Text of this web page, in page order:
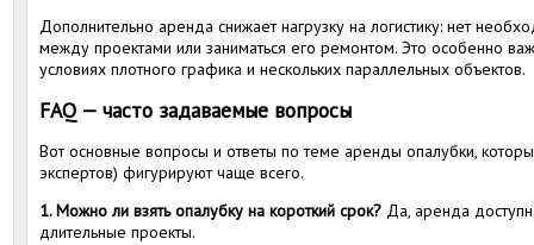
Дополнительно аренда снижает нагрузку на логистику: нет
между проектами или заниматься его ремонтом. Это особенно
условиях плотного графика и нескольких параллельных объектов.
FAQ — часто задаваемые вопросы
Вот основные вопросы и ответы по теме аренды опалубки,
экспертов) фигурируют чаще всего.
1. Можно ли взять опалубку на короткий срок? Да, аренда
длительные проекты.